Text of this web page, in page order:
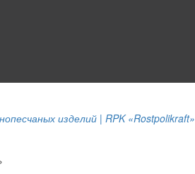
изделий | RPK «Rostpolikraft»